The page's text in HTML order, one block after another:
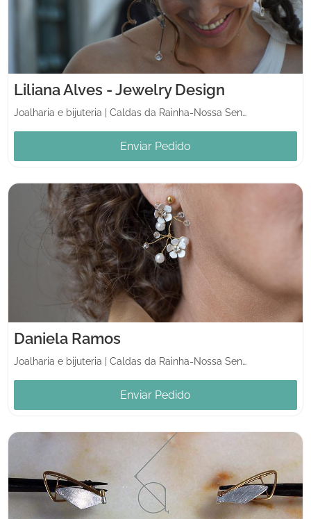
Liliana Alves - Jewelry Design
Joalharia e bijuteria Caldas da Rainha-Nossa Senhora do Pópulo
Enviar Pedido
Daniela Ramos
Joalharia e bijuteria Caldas da Rainha-Nossa Senhora do Pópulo
Enviar Pedido